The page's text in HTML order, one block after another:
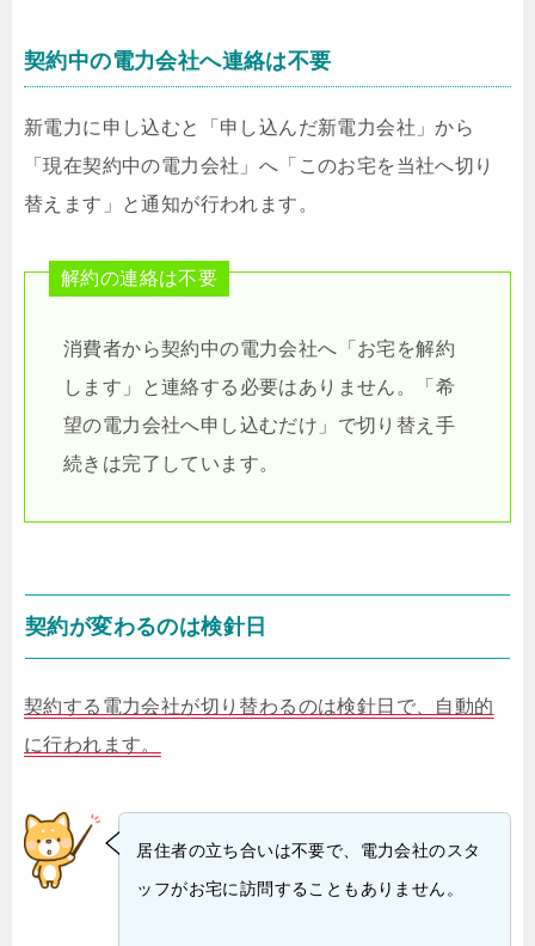
契約中の電力会社へ連絡は不要
新電力に申し込むと「申し込んだ新電力会社」から
「現在契約中の電力会社」へ「このお宅を当社へ切り
替えます」と通知が行われます。
解約の連絡は不要
消費者から契約中の電力会社へ「お宅を解約
します」と連絡する必要はありません。「希
望の電力会社へ申し込むだけ」で切り替え手
続きは完了しています。
契約が変わるのは検針日
契約する電力会社が切り替わるのは検針日で、自動的
に行われます。
居住者の立ち合いは不要で、電力会社のスタ
ッフがお宅に訪問することもありません。